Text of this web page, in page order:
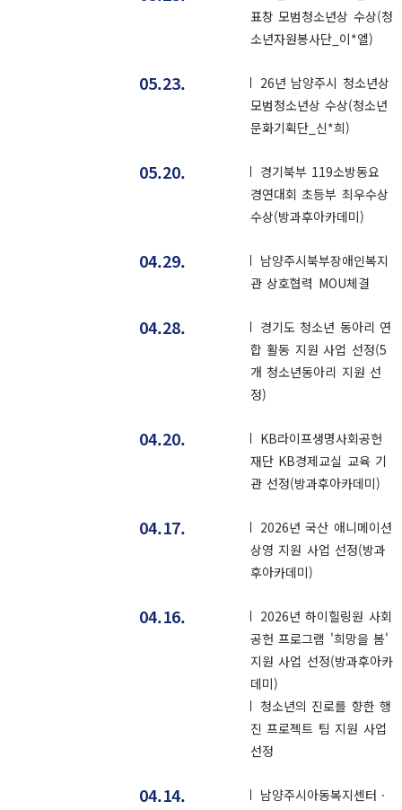
표창 모범청소년상 수상(청
소년자원봉사단_이*엘)
05.23.
26년 남양주시 청소년상
모범청소년상 수상(청소년
문화기획단_신*희)
05.20.
경기북부 119소방동요
경연대회 초등부 최우수상
수상(방과후아카데미)
04.29.
남양주시북부장애인복지
관 상호협력 MOU체결
04.28.
경기도 청소년 동아리 연
합 활동 지원 사업 선정(5
개 청소년동아리 지원 선
정)
04.20.
KB라이프생명사회공헌
재단 KB경제교실 교육 기
관 선정(방과후아카데미)
04.17.
2026년 국산 애니메이션
상영 지원 사업 선정(방과
후아카데미)
04.16.
2026년 하이힐링원 사회
공헌 프로그램 '희망을 봄'
지원 사업 선정(방과후아카
데미)
청소년의 진로를 향한 행
진 프로젝트 팀 지원 사업
선정
04.14.
남양주시아동복지센터ㆍ